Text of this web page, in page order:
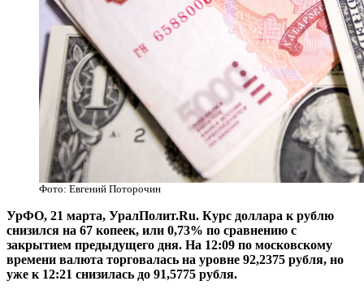
Фото: Евгений Поторочин
УрФО, 21 марта, УралПолит.Ru. Курс доллара к рублю
снизился на 67 копеек, или 0,73% по сравнению с
закрытием предыдущего дня. На 12:09 по московскому
времени валюта торговалась на уровне 92,2375 рубля, но
уже к 12:21 снизилась до 91,5775 рубля.